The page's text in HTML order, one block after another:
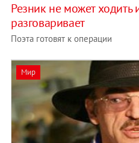
Резник не может ходить
разговаривает
Поэта готовят к операции
Мир